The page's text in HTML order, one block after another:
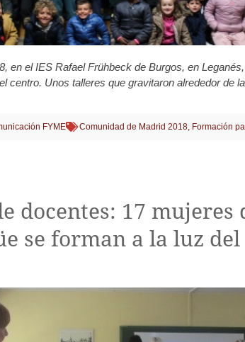
en el IES Rafael Frühbeck de Burgos, en
centro. Unos talleres que gravitaron alrededor de
FYME Comunidad de Madrid 2018, Formación
docentes: 17 mujeres
se forman a la luz